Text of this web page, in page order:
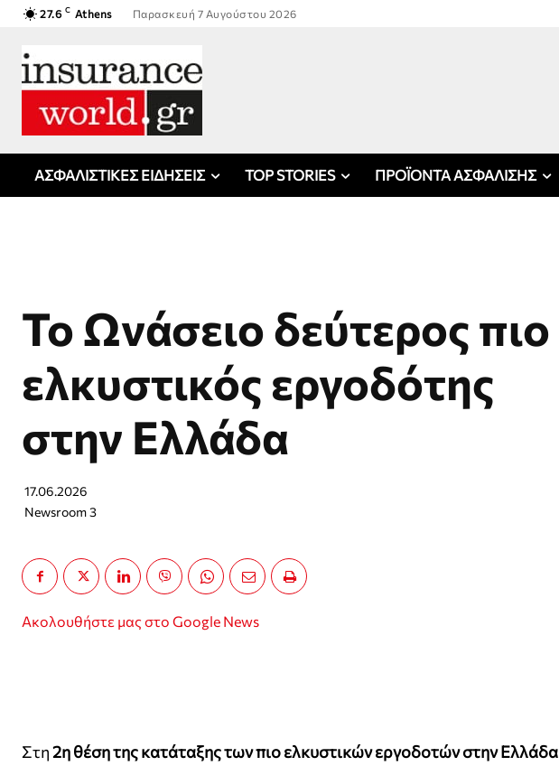
27.6 C Athens Παρασκευή 7 Αυγούστου 2026
ΑΣΦΑΛΙΣΤΙΚΕΣ ΕΙΔΗΣΕΙΣ TOP STORIES ΠΡΟΪΟΝΤΑ ΑΣΦΑΛΙΣΗΣ
Το Ωνάσειο δεύτερος πιο
ελκυστικός εργοδότης
στην Ελλάδα
17.06.2026
Newsroom 3
Ακολουθήστε μας στο Google News
Στη2η θέση της κατάταξης των πιο ελκυστικών εργοδοτών στην Ελλάδα